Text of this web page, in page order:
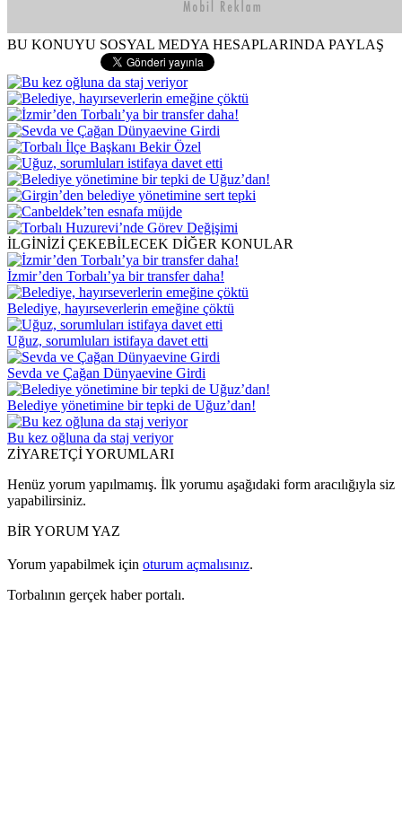
BU KONUYU SOSYAL MEDYA HESAPLARINDA PAYLAŞ
İLGİNİZİ ÇEKEBİLECEK DİĞER KONULAR
İzmir’den Torbalı’ya bir transfer daha!
Belediye, hayırseverlerin emeğine çöktü
Uğuz, sorumluları istifaya davet etti
Sevda ve Çağan Dünyaevine Girdi
Belediye yönetimine bir tepki de Uğuz’dan!
Bu kez oğluna da staj veriyor
ZİYARETÇİ YORUMLARI
Henüz yorum yapılmamış. İlk yorumu aşağıdaki form aracılığıyla siz
yapabilirsiniz.
BİR YORUM YAZ
Yorum yapabilmek için oturum açmalısınız.
Torbalının gerçek haber portalı.